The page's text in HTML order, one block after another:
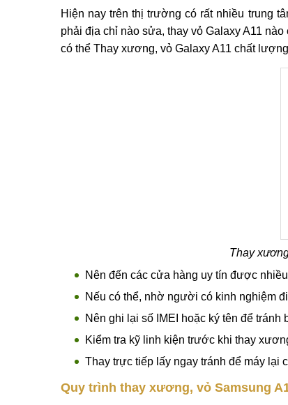
Vỏ điện thoại Samsung A11 bị trầy
Vỏ Samsung Galaxy A11 bị nứt vỡ.
Phần vỏ máy bị cong không khớp với
Hiện nay trên thị trường có rất nhiều trung
phải địa chỉ nào sửa, thay vỏ Galaxy A11
có thể Thay xương, vỏ Galaxy A11 chất
Thay
Nên đến các cửa hàng uy tín được